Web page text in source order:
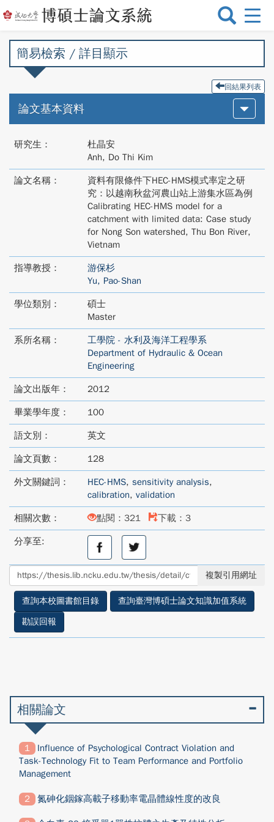
選
切
簡易檢索 / 詳目顯示
回結果列表
論文基本資料
研究生：
杜晶安
Anh, Do Thi Kim
論文名稱：
資料有限條件下HEC-HMS模式率定之研
究：以越南秋盆河農山站上游集水區為例
Calibrating HEC-HMS model for a
catchment with limited data: Case study
for Nong Son watershed, Thu Bon River,
Vietnam
指導教授：
游保杉
Yu, Pao-Shan
學位類別：
碩士
Master
系所名稱：
工學院 - 水利及海洋工程學系
Department of Hydraulic & Ocean
Engineering
論文出版年： 2012
畢業學年度： 100
語文別： 英文
論文頁數： 128
外文關鍵詞： HEC-HMS, sensitivity analysis,
calibration, validation
相關次數： 點閱：321 下載：3
分享至:
分
至
facebook
分
享
至
twitter
複製引用網址
查詢本校圖書館目錄
查詢臺灣博碩士論文知識加值系統
勘誤回報
相關論文
Influence of Psychological Contract Violation and
Task-Technology Fit to Team Performance and Portfolio
Management
氮砷化銦鎵高載子移動率電晶體線性度的改良